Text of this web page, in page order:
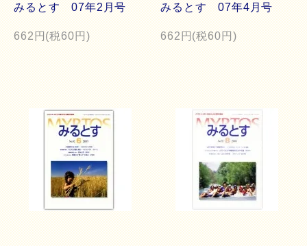
みるとす 07年2月号
662円(税60円)
みるとす 07年4月号
662円(税60円)